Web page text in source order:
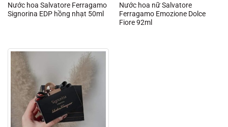
Nước hoa Salvatore Ferragamo
Signorina EDP hồng nhạt 50ml
Nước hoa nữ Salvatore
Ferragamo Emozione Dolce
Fiore 92ml